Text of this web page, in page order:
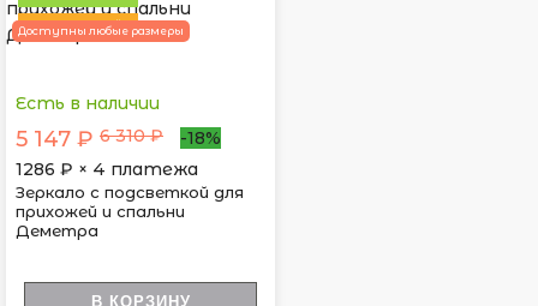
ПОПУЛЯРНЫЙ
Доступны любые размеры
Есть в наличии
5 147 ₽ 6 310 ₽
-18%
1286 ₽ × 4 платежа
Зеркало с подсветкой для
прихожей и спальни
Деметра
В КОРЗИНУ